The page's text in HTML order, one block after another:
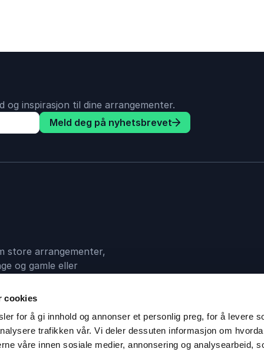
cookies
for å gi innhold og annonser et personlig preg, for å levere
trafikken vår. Vi deler dessuten informasjon om
våre innen sosiale medier, annonsering og analysearbeid,
inspirasjon til dine arrangementer.
Meld deg på nyhetsbrevet
store arrangementer,
og gamle eller